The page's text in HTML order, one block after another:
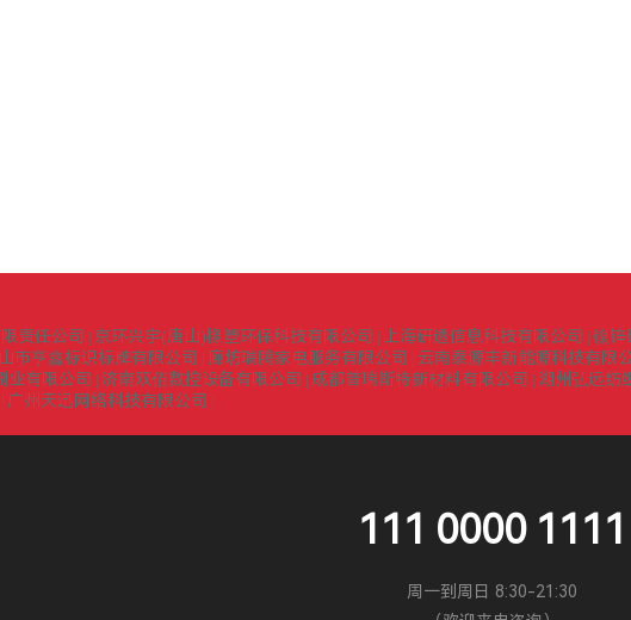
责任公司 京环兴宇(唐山)橡塑环保科技有限公司 上海研透信息科技有限公司
镍锌
市亨鑫标识标牌有限公司 廊坊瑞腾家电服务有限公司
云南泰源丰新能源科技有限
业有限公司 济南双佰数控设备有限公司 成都普瑞斯特新材料有限公司
湖州弘远纺
广州天迅网络科技有限公司
111 0000 1111
周一到周日 8:30-21:30